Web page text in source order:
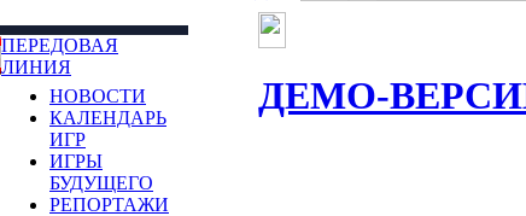
ПЕРЕДОВАЯ
ЛИНИЯ
НОВОСТИ
КАЛЕНДАРЬ
ИГР
ИГРЫ
БУДУЩЕГО
РЕПОРТАЖИ
ДЕМО-